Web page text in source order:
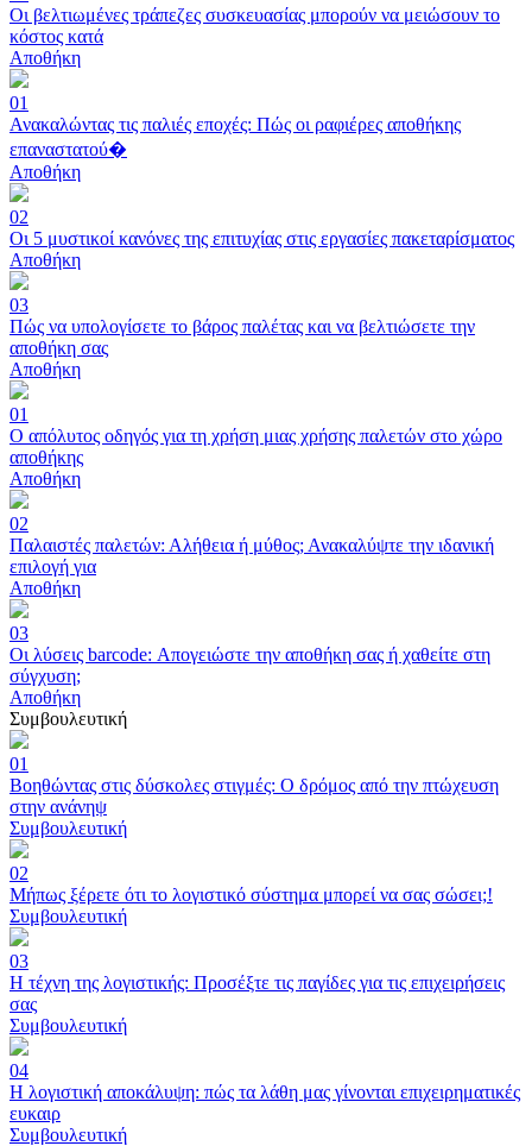
Οι βελτιωμένες τράπεζες συσκευασίας μπορούν να μειώσουν το
κόστος κατά
Αποθήκη
01
Ανακαλώντας τις παλιές εποχές: Πώς οι ραφιέρες αποθήκης
επαναστατού�
Αποθήκη
02
Οι 5 μυστικοί κανόνες της επιτυχίας στις εργασίες πακεταρίσματος
Αποθήκη
03
Πώς να υπολογίσετε το βάρος παλέτας και να βελτιώσετε την
αποθήκη σας
Αποθήκη
01
Ο απόλυτος οδηγός για τη χρήση μιας χρήσης παλετών στο χώρο
αποθήκης
Αποθήκη
02
Παλαιστές παλετών: Αλήθεια ή μύθος; Ανακαλύψτε την ιδανική
επιλογή για
Αποθήκη
03
Οι λύσεις barcode: Απογειώστε την αποθήκη σας ή χαθείτε στη
σύγχυση;
Αποθήκη
Συμβουλευτική
01
Βοηθώντας στις δύσκολες στιγμές: Ο δρόμος από την πτώχευση
στην ανάνηψ
Συμβουλευτική
02
Μήπως ξέρετε ότι το λογιστικό σύστημα μπορεί να σας σώσει;!
Συμβουλευτική
03
Η τέχνη της λογιστικής: Προσέξτε τις παγίδες για τις επιχειρήσεις
σας
Συμβουλευτική
04
Η λογιστική αποκάλυψη: πώς τα λάθη μας γίνονται επιχειρηματικές
ευκαιρ
Συμβουλευτική